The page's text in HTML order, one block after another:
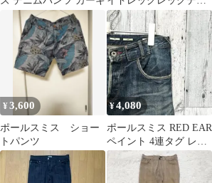
ム Ｗ31
¥3,600
ポールスミス ショー
トパンツ
¥4,080
ポールスミス RED EAR
ペイント 4連タグ レイ
ボー耳裏 デニムパンツ